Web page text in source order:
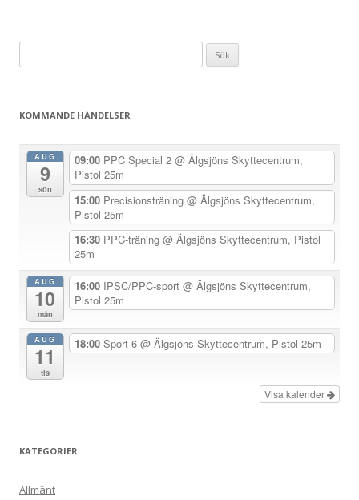
a
g
efter:
KOMMANDE HÄNDELSER
AUG
9
sön
09:00 PPC Special 2 @ Älgsjöns Skyttecentrum,
Pistol 25m
15:00 Precisionsträning @ Älgsjöns Skyttecentrum,
Pistol 25m
16:30 PPC-träning @ Älgsjöns Skyttecentrum, Pistol
25m
AUG
10
mån
16:00 IPSC/PPC-sport @ Älgsjöns Skyttecentrum,
Pistol 25m
AUG
11
tis
18:00 Sport 6 @ Älgsjöns Skyttecentrum, Pistol 25m
Visa kalender
KATEGORIER
Allmänt